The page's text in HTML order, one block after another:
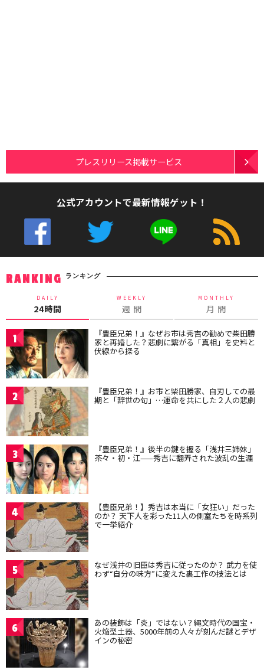
プレスリリース掲載サービス
公式アカウントで最新情報ゲット！
RANKING ランキング
DAILY
24時間
WEEKLY
週 間
MONTHLY
月 間
1 『豊臣兄弟！』なぜお市は秀吉の勧めで柴田勝
家と再婚した？悲劇に繋がる「真相」を史料と
伏線から探る
2 『豊臣兄弟！』お市と柴田勝家、自刃しての最
期と「辞世の句」…運命を共にした２人の悲劇
3 『豊臣兄弟！』後半の鍵を握る「浅井三姉妹」
茶々・初・江——秀吉に翻弄された波乱の生涯
4 【豊臣兄弟！】秀吉は本当に「女狂い」だった
のか？ 天下人を彩った11人の側室たちを時系列
で一挙紹介
5 なぜ浅井の旧臣は秀吉に従ったのか？ 武力を使
わず“自分の味方”に変えた裏工作の技法とは
6 あの装飾は「炎」ではない？縄文時代の国宝・
火焔型土器、5000年前の人々が刻んだ謎とデザ
インの秘密